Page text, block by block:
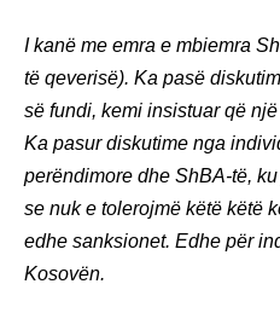
I kanë me emra e mbiemra
të qeverisë). Ka pasë
së fundi, kemi insistuar që
Ka pasur diskutime nga
perëndimore dhe ShBA-të,
se nuk e tolerojmë këtë këtë
edhe sanksionet. Edhe për
Kosovën.